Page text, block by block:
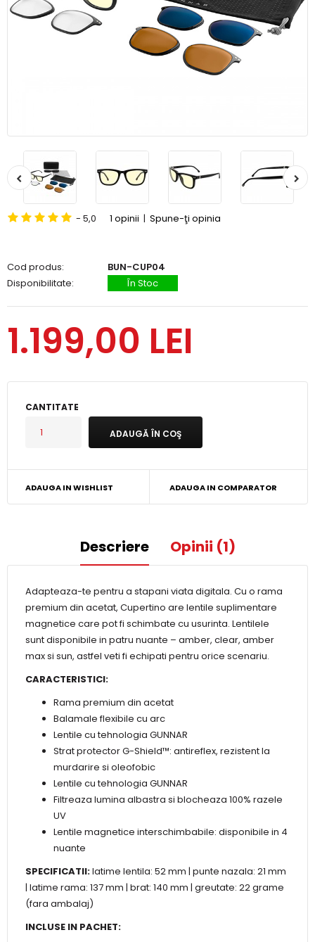
- 5,0 1 opinii | Spune-ţi opinia
Cod produs:
BUN-CUP04
Disponibilitate:
În Stoc
1.199,00 LEI
CANTITATE
ADAUGA IN WISHLIST ADAUGA IN COMPARATOR
Descriere Opinii (1)
Adapteaza-te pentru a stapani viata digitala. Cu o rama
premium din acetat, Cupertino are lentile suplimentare
magnetice care pot fi schimbate cu usurinta. Lentilele
sunt disponibile in patru nuante – amber, clear, amber
max si sun, astfel veti fi echipati pentru orice scenariu.
CARACTERISTICI:
Rama premium din acetat
Balamale flexibile cu arc
Lentile cu tehnologia GUNNAR
Strat protector G-Shield™: antireflex, rezistent la
murdarire si oleofobic
Lentile cu tehnologia GUNNAR
Filtreaza lumina albastra si blocheaza 100% razele
UV
Lentile magnetice interschimbabile: disponibile in 4
nuante
SPECIFICATII:latime lentila: 52 mm | punte nazala: 21 mm
| latime rama: 137 mm | brat: 140 mm | greutate: 22 grame
(fara ambalaj)
INCLUSE IN PACHET: